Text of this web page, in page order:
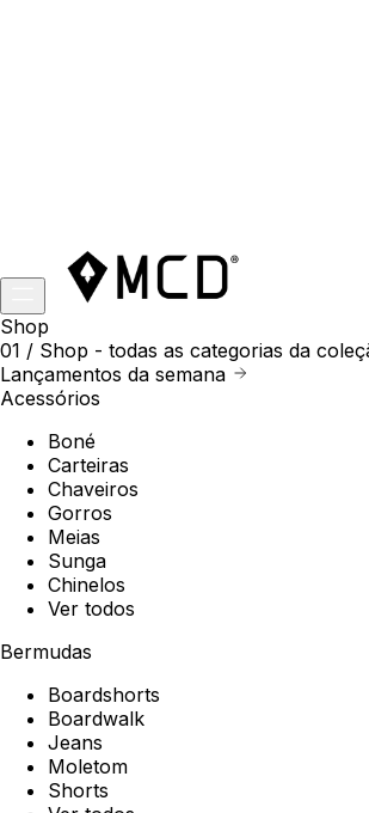
Shop
01 / Shop - todas as categorias da
Lançamentos da semana
Acessórios
Boné
Carteiras
Chaveiros
Gorros
Meias
Sunga
Chinelos
Ver todos
Bermudas
Boardshorts
Boardwalk
Jeans
Moletom
Shorts